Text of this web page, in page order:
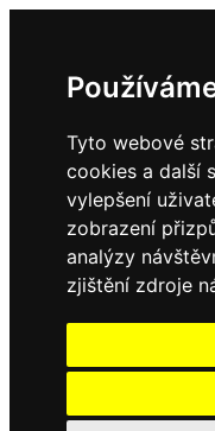
Tyto webové
cookies a další
vylepšení
zobrazení
analýzy
zjištění zdroje